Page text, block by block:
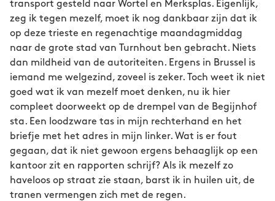
transport gesteld naar Wortel en Merksplas. Eigenlijk,
zeg ik tegen mezelf, moet ik nog dankbaar zijn dat ik
op deze trieste en regenachtige maandagmiddag
naar de grote stad van Turnhout ben gebracht. Niets
dan mildheid van de autoriteiten. Ergens in Brussel is
iemand me welgezind, zoveel is zeker. Toch weet ik niet
goed wat ik van mezelf moet denken, nu ik hier
compleet doorweekt op de drempel van de Begijnhof
sta. Een loodzware tas in mijn rechterhand en het
briefje met het adres in mijn linker. Wat is er fout
gegaan, dat ik niet gewoon ergens behaaglijk op een
kantoor zit en rapporten schrijf? Als ik mezelf zo
haveloos op straat zie staan, barst ik in huilen uit, de
tranen vermengen zich met de regen.